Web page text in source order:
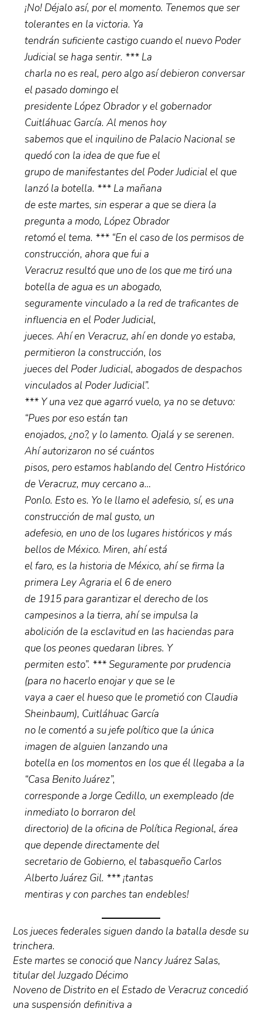
¡No! Déjalo así, por el momento. Tenemos que ser
tolerantes en la victoria. Ya
tendrán suficiente castigo cuando el nuevo Poder
Judicial se haga sentir. *** La
charla no es real, pero algo así debieron conversar
el pasado domingo el
presidente López Obrador y el gobernador
Cuitláhuac García. Al menos hoy
sabemos que el inquilino de Palacio Nacional se
quedó con la idea de que fue el
grupo de manifestantes del Poder Judicial el que
lanzó la botella. *** La mañana
de este martes, sin esperar a que se diera la
pregunta a modo, López Obrador
retomó el tema. *** “En el caso de los permisos de
construcción, ahora que fui a
Veracruz resultó que uno de los que me tiró una
botella de agua es un abogado,
seguramente vinculado a la red de traficantes de
influencia en el Poder Judicial,
jueces. Ahí en Veracruz, ahí en donde yo estaba,
permitieron la construcción, los
jueces del Poder Judicial, abogados de despachos
vinculados al Poder Judicial”.
*** Y una vez que agarró vuelo, ya no se detuvo:
“Pues por eso están tan
enojados, ¿no?, y lo lamento. Ojalá y se serenen.
Ahí autorizaron no sé cuántos
pisos, pero estamos hablando del Centro Histórico
de Veracruz, muy cercano a…
Ponlo. Esto es. Yo le llamo el adefesio, sí, es una
construcción de mal gusto, un
adefesio, en uno de los lugares históricos y más
bellos de México. Miren, ahí está
el faro, es la historia de México, ahí se firma la
primera Ley Agraria el 6 de enero
de 1915 para garantizar el derecho de los
campesinos a la tierra, ahí se impulsa la
abolición de la esclavitud en las haciendas para
que los peones quedaran libres. Y
permiten esto”. *** Seguramente por prudencia
(para no hacerlo enojar y que se le
vaya a caer el hueso que le prometió con Claudia
Sheinbaum), Cuitláhuac García
no le comentó a su jefe político que la única
imagen de alguien lanzando una
botella en los momentos en los que él llegaba a la
“Casa Benito Juárez”,
corresponde a Jorge Cedillo, un exempleado (de
inmediato lo borraron del
directorio) de la oficina de Política Regional, área
que depende directamente del
secretario de Gobierno, el tabasqueño Carlos
Alberto Juárez Gil. *** ¡tantas
mentiras y con parches tan endebles!
Los jueces federales siguen dando la batalla desde su
trinchera.
Este martes se conoció que Nancy Juárez Salas,
titular del Juzgado Décimo
Noveno de Distrito en el Estado de Veracruz concedió
una suspensión definitiva a